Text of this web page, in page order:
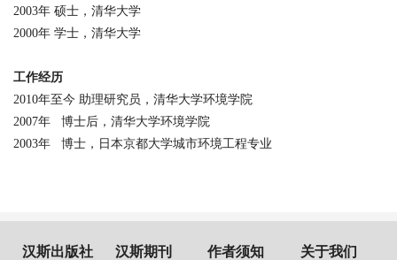
2003年 硕士，清华大学
2000年 学士，清华大学
工作经历
2010年至今 助理研究员，清华大学环境学院
2007年 博士后，清华大学环境学院
2003年 博士，日本京都大学城市环境工程专业
汉斯出版社 汉斯期刊 作者须知 关于我们